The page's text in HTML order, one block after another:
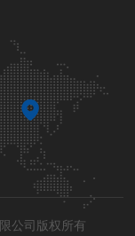
公司版权所有